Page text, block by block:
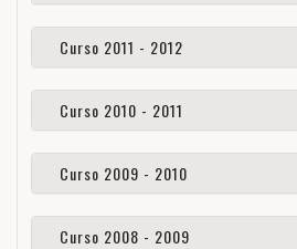
Curso 2011 - 2012
Curso 2010 - 2011
Curso 2009 - 2010
Curso 2008 - 2009